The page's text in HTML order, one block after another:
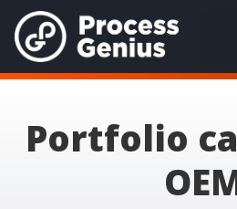
Portfolio